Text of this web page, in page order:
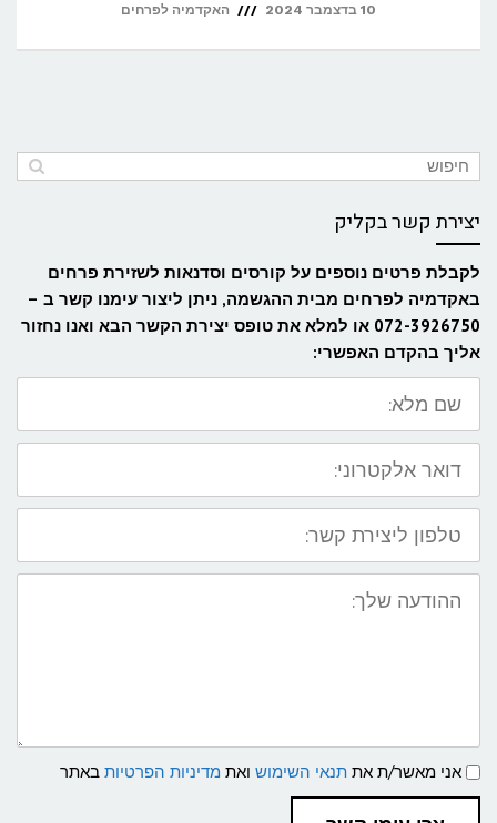
10 בדצמבר 2024 האקדמיה לפרחים
יצירת קשר בקליק
לקבלת פרטים נוספים על קורסים וסדנאות לשזירת פרחים​
באקדמיה לפרחים מבית ההגשמה, ניתן ליצור עימנו קשר ב –
072-3926750 או למלא את טופס יצירת הקשר הבא ואנו נחזור
אליך בהקדם האפשרי:
שם
מלא:
דואר
אלקטרוני:
טלפון
ליצירת
קשר:
ההודעה
שלך:
תנאי
שימוש
ומדיניות
פרטיות
אני מאשר/ת את תנאי השימוש ואת מדיניות הפרטיות באתר